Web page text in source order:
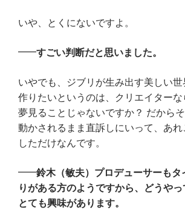
いや、とくにないですよ。
すごい判断だと思いました。
いやでも、ジブリが生み出す美しい
作りたいというのは、クリエイター
夢見ることじゃないですか？ だから
動かされるまま直訴しにいって、あ
しただけなんです。
鈴木（敏夫）プロデューサーも
りがある方のようですから、どうや
とても興味があります。